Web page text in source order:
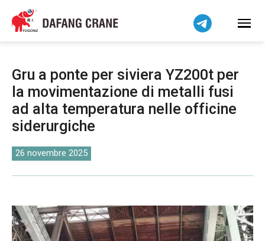
Gru a ponte per siviera YZ200t per
la movimentazione di metalli fusi
ad alta temperatura nelle officine
siderurgiche
26 novembre 2025
Bahasa Indonesia
Bahasa Melayu
বাংলা
فارسی
Pilipino
Українська
Čeština
Kiswahili
Dansk